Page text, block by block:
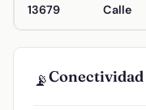
13679 Calle
📡